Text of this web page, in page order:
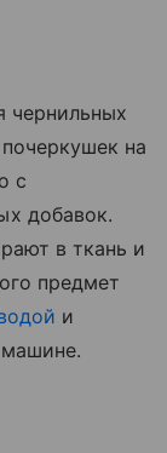
чернильных
на
с
добавок.
в ткань и
предмет
и